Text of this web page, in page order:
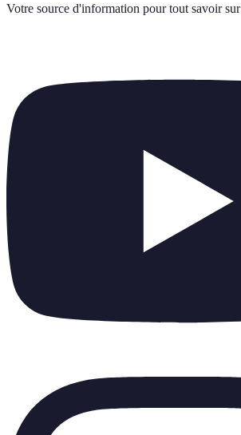
Votre source d'information pour tout savoir sur